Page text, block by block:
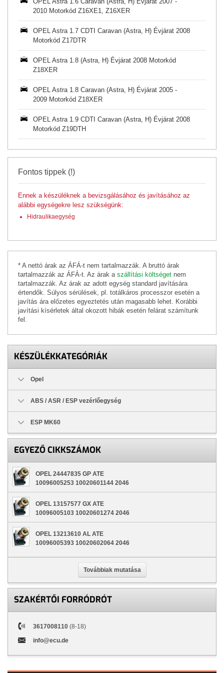
2010 Motorkód Z16XE1, Z16XER
OPEL Astra 1.7 CDTI Caravan (Astra, H) Évjárat 2008
Motorkód Z17DTR
OPEL Astra 1.8 (Astra, H) Évjárat 2008 Motorkód
Z18XER
OPEL Astra 1.8 Caravan (Astra, H) Évjárat 2005 -
2009 Motorkód Z18XER
OPEL Astra 1.9 CDTI Caravan (Astra, H) Évjárat 2008
Motorkód Z19DTH
Fontos tippek (!)
Ennek a készüléknek a bevizsgálásához és javításához az
alábbi egységekre lesz szükségünk:
Hidraulikaegység
* A nettó árak az ÁFÁ-t nem tartalmazzák. A bruttó árak
tartalmazzák az ÁFÁ-t. Az árak a szállítási költséget nem
tartalmazzák. Az árak az adott egység standard javítására
értendők. Súlyos sérülések, pl. totálkáros processzor esetén a
javítás ára előzetes egyeztetés után magasabb lehet. Korábbi
javítási kísérletek által okozott hibák esetén felárat számítunk
fel.
KÉSZÜLÉKKATEGÓRIÁK
Opel
ABS / ASR / ESP vezérlőegység
ESP MK60
EGYEZŐ CIKKSZÁMOK
OPEL 24447835 GP ATE
10096005253 10020601144 2046
OPEL 13157577 GX ATE
10096005103 10020601274 2046
OPEL 13213610 AL ATE
10096005393 10020602064 2046
Továbbiak mutatása
SZAKÉRTŐI FORRÓDRÓT
3617008110 (8-18)
info@ecu.de